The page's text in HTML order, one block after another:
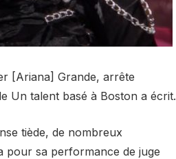
[Ariana] Grande, arrête
Un talent basé à Boston a écrit.
tiède, de nombreux
pour sa performance de juge